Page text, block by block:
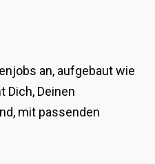
an, aufgebaut wie
Dich, Deinen
mit passenden